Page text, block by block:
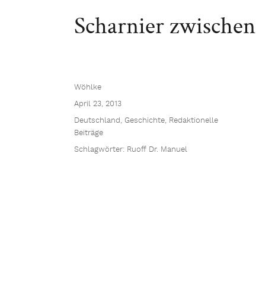
Scharnier
Wöhlke
April 23, 2013
Deutschland, Geschichte, Redaktionelle
Beiträge
Schlagwörter: Ruoff Dr. Manuel